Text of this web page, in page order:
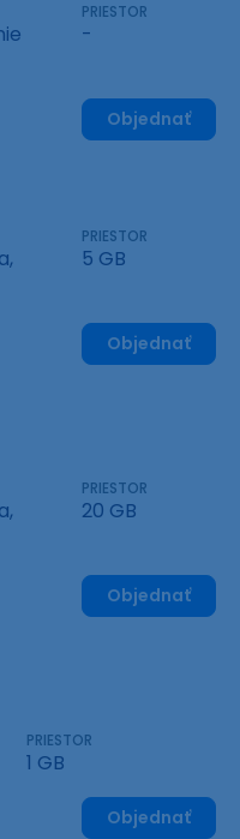
PRIESTOR
-
Objednať
PRIESTOR
5 GB
Objednať
PRIESTOR
20 GB
Objednať
PRIESTOR
1 GB
Objednať